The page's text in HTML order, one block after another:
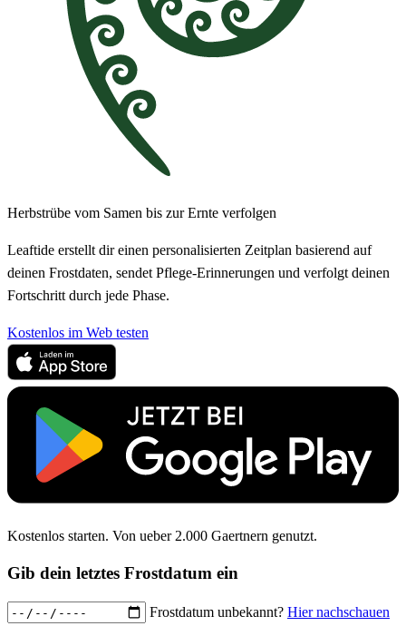
Herbstrübe vom Samen bis zur Ernte verfolgen
Leaftide erstellt dir einen personalisierten Zeitplan basierend auf
deinen Frostdaten, sendet Pflege-Erinnerungen und verfolgt deinen
Fortschritt durch jede Phase.
Kostenlos im Web testen
Kostenlos starten. Von ueber 2.000 Gaertnern genutzt.
Gib dein letztes Frostdatum ein
Frostdatum unbekannt? Hier nachschauen